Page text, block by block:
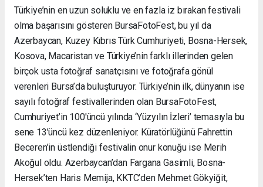
Türkiye’nin en uzun soluklu ve en fazla iz bırakan festivali
olma başarısını gösteren BursaFotoFest, bu yıl da
Azerbaycan, Kuzey Kıbrıs Türk Cumhuriyeti, Bosna-Hersek,
Kosova, Macaristan ve Türkiye’nin farklı illerinden gelen
birçok usta fotoğraf sanatçısını ve fotoğrafa gönül
verenleri Bursa’da buluşturuyor. Türkiye’nin ilk, dünyanın ise
sayılı fotoğraf festivallerinden olan BursaFotoFest,
Cumhuriyet’in 100'üncü yılında ‘Yüzyılın İzleri’ temasıyla bu
sene 13’üncü kez düzenleniyor. Küratörlüğünü Fahrettin
Beceren’in üstlendiği festivalin onur konuğu ise Merih
Akoğul oldu. Azerbaycan’dan Fargana Gasimli, Bosna-
Hersek’ten Haris Memija, KKTC’den Mehmet Gökyiğit,